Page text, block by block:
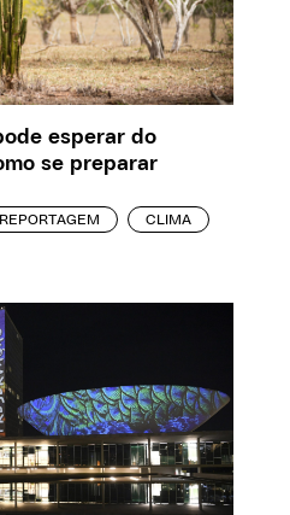
esperar do
se preparar
REPORTAGEM CLIMA